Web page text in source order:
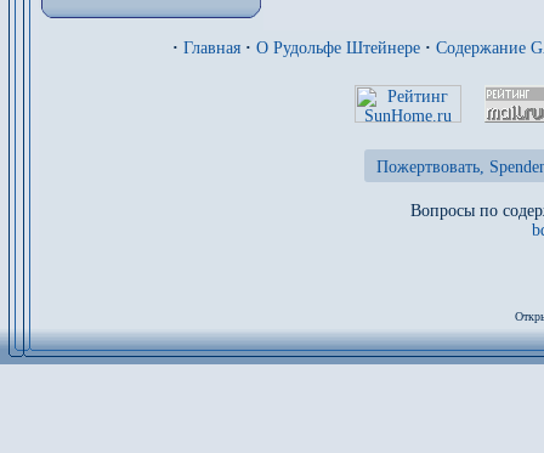
· Главная · О Рудольфе Штейнере · Содержание
Пожертвовать,
Вопросы по